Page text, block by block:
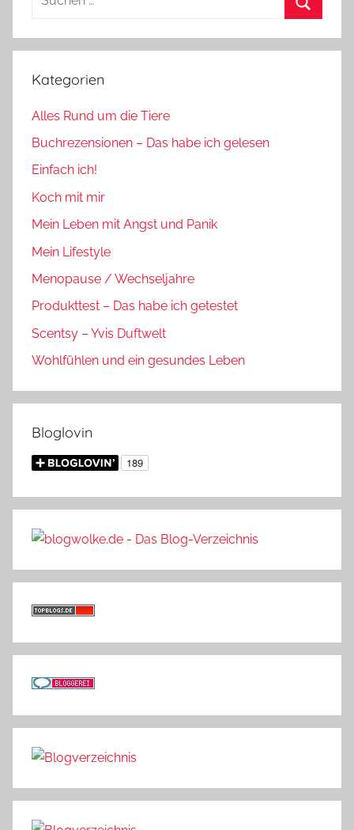
Kategorien
Alles Rund um die Tiere
Buchrezensionen – Das habe ich gelesen
Einfach ich!
Koch mit mir
Mein Leben mit Angst und Panik
Mein Lifestyle
Menopause / Wechseljahre
Produkttest – Das habe ich getestet
Scentsy – Yvis Duftwelt
Wohlfühlen und ein gesundes Leben
Bloglovin